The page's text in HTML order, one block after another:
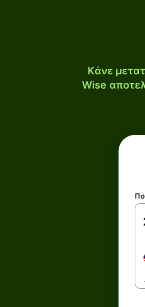
Κάνε
Wise